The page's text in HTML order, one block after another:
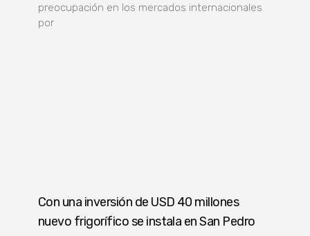
preocupación en los mercados internacionales
por
Con una inversión de USD 40 millones
nuevo frigorífico se instala en San Pedro